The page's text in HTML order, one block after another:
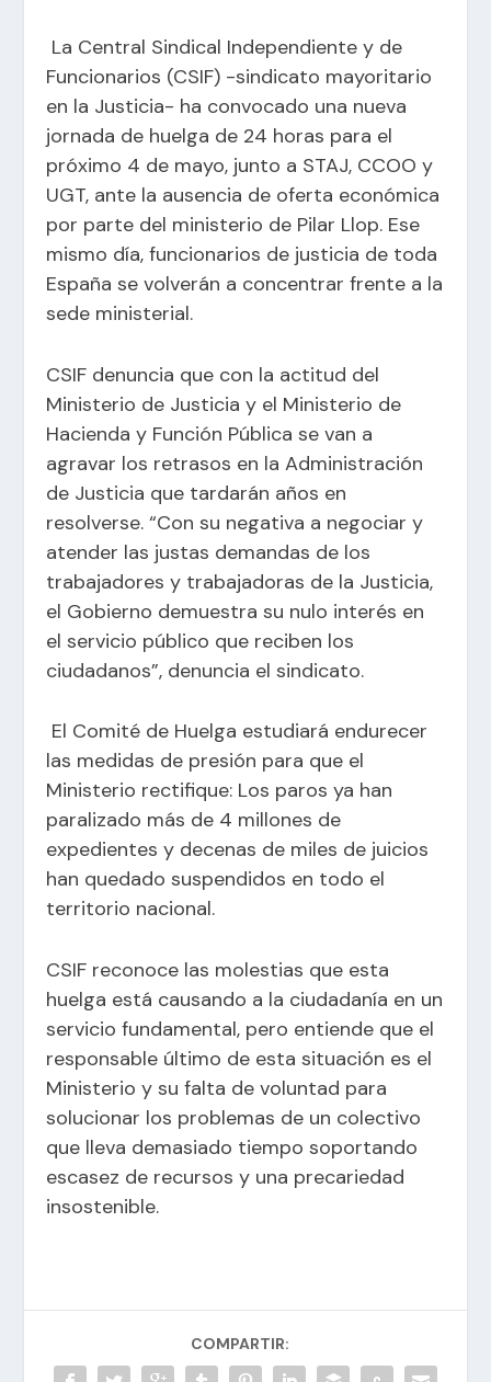
La Central Sindical Independiente y de
Funcionarios (CSIF) -sindicato mayoritario
en la Justicia- ha convocado una nueva
jornada de huelga de 24 horas para el
próximo 4 de mayo, junto a STAJ, CCOO y
UGT, ante la ausencia de oferta económica
por parte del ministerio de Pilar Llop. Ese
mismo día, funcionarios de justicia de toda
España se volverán a concentrar frente a la
sede ministerial.
CSIF denuncia que con la actitud del
Ministerio de Justicia y el Ministerio de
Hacienda y Función Pública se van a
agravar los retrasos en la Administración
de Justicia que tardarán años en
resolverse. “Con su negativa a negociar y
atender las justas demandas de los
trabajadores y trabajadoras de la Justicia,
el Gobierno demuestra su nulo interés en
el servicio público que reciben los
ciudadanos”, denuncia el sindicato.
El Comité de Huelga estudiará endurecer
las medidas de presión para que el
Ministerio rectifique: Los paros ya han
paralizado más de 4 millones de
expedientes y decenas de miles de juicios
han quedado suspendidos en todo el
territorio nacional.
CSIF reconoce las molestias que esta
huelga está causando a la ciudadanía en un
servicio fundamental, pero entiende que el
responsable último de esta situación es el
Ministerio y su falta de voluntad para
solucionar los problemas de un colectivo
que lleva demasiado tiempo soportando
escasez de recursos y una precariedad
insostenible.
COMPARTIR: